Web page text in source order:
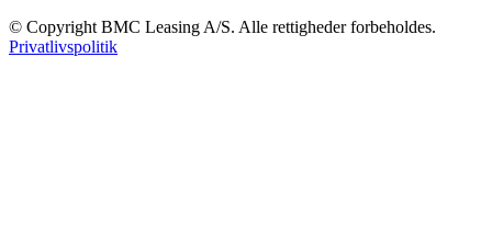
© Copyright BMC Leasing A/S. Alle rettigheder forbeholdes.
Privatlivspolitik